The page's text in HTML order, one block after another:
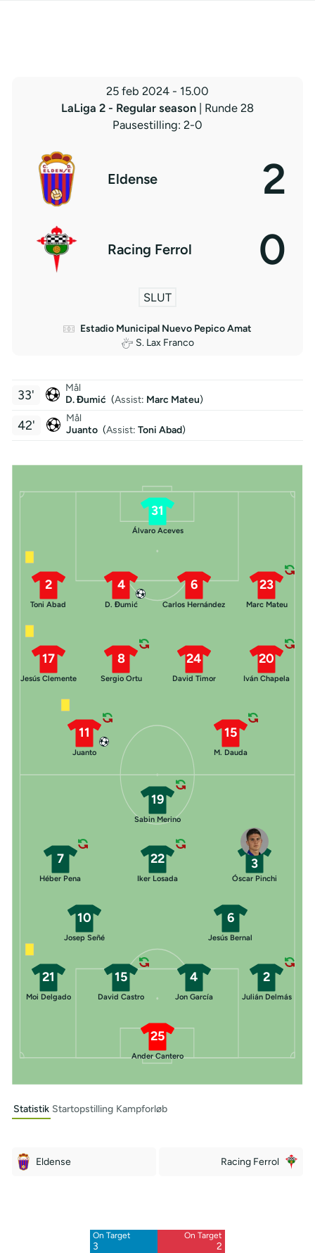
25 feb 2024 - 15.00
LaLiga 2 - Regular season
| Runde 28
Pausestilling: 2-0
Eldense 2
Racing Ferrol 0
SLUT
Estadio Municipal Nuevo Pepico Amat
S. Lax Franco
Mål
D. Đumić (Assist: Marc Mateu)
33'
Mål
Juanto (Assist: Toni Abad)
42'
31
Álvaro Aceves
23
Marc Mateu
6
Carlos Hernández
4
D. Đumić
2
Toni Abad
20
Iván Chapela
24
David Timor
8
Sergio Ortu
17
Jesús Clemente
15
M. Dauda
11
Juanto
25
Ander Cantero
21
Moi Delgado
15
David Castro
4
Jon García
2
Julián Delmás
10
Josep Señé
6
Jesús Bernal
7
Héber Pena
22
Iker Losada
3
Óscar Pinchi
19
Sabin Merino
Statistik Startopstilling Kampforløb
Eldense Racing Ferrol
On Target
3
On Target
2